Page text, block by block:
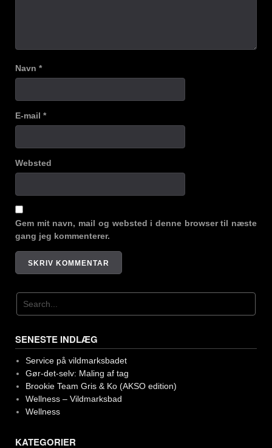
Navn *
E-mail *
Websted
Gem mit navn, mail og websted i denne browser til næste
gang jeg kommenterer.
SENESTE INDLÆG
Service på vildmarksbadet
Gør-det-selv: Maling af tag
Brookie Team Gris & Ko (AKSO edition)
Wellness – Vildmarksbad
Wellness
KATEGORIER